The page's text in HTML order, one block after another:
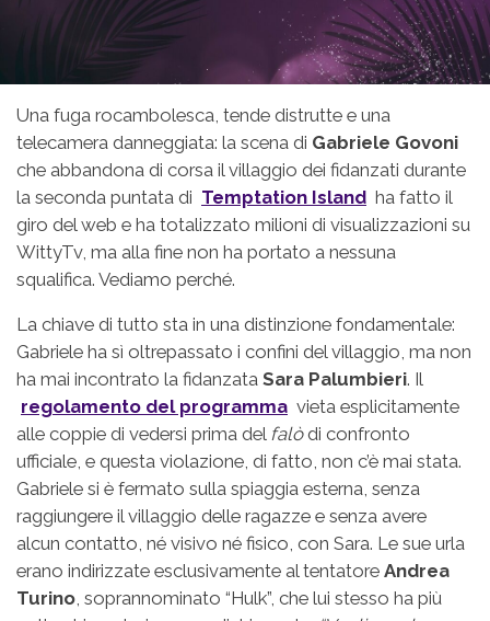
Una fuga rocambolesca, tende distrutte e una
telecamera danneggiata: la scena di Gabriele Govoni
che abbandona di corsa il villaggio dei fidanzati durante
la seconda puntata di Temptation Island ha fatto il
giro del web e ha totalizzato milioni di visualizzazioni su
WittyTv, ma alla fine non ha portato a nessuna
squalifica. Vediamo perché.
La chiave di tutto sta in una distinzione fondamentale:
Gabriele ha sì oltrepassato i confini del villaggio, ma non
ha mai incontrato la fidanzata Sara Palumbieri. Il
regolamento del programma vieta esplicitamente
alle coppie di vedersi prima del falòdi confronto
ufficiale, e questa violazione, di fatto, non c’è mai stata.
Gabriele si è fermato sulla spiaggia esterna, senza
raggiungere il villaggio delle ragazze e senza avere
alcun contatto, né visivo né fisico, con Sara. Le sue urla
erano indirizzate esclusivamente al tentatore Andrea
Turino , soprannominato “Hulk”, che lui stesso ha più